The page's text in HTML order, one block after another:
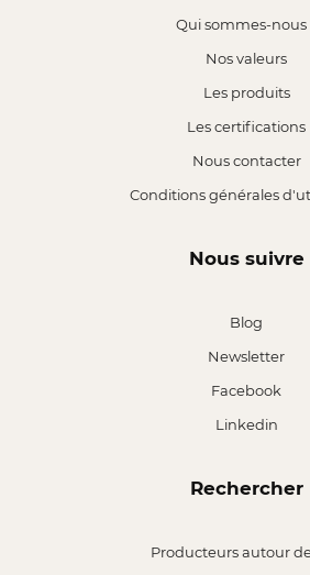
Qui sommes-nous
Nos valeurs
Les produits
Les certifications
Nous contacter
Conditions générales
Nous suivre
Blog
Newsletter
Facebook
Linkedin
Rechercher
Producteurs autour